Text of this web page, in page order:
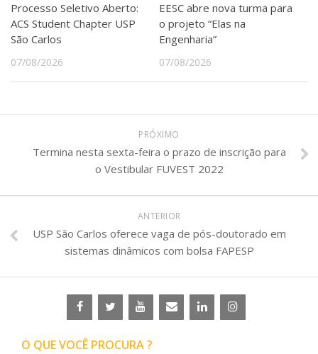
Processo Seletivo Aberto:
ACS Student Chapter USP
São Carlos
07/08/2026
EESC abre nova turma para
o projeto “Elas na
Engenharia”
07/08/2026
PRÓXIMO
Termina nesta sexta-feira o prazo de inscrição para
o Vestibular FUVEST 2022
ANTERIOR
USP São Carlos oferece vaga de pós-doutorado em
sistemas dinâmicos com bolsa FAPESP
O QUE VOCÊ PROCURA ?